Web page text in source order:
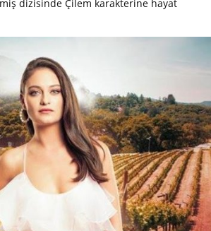
dizisinde Çilem karakterine hayat